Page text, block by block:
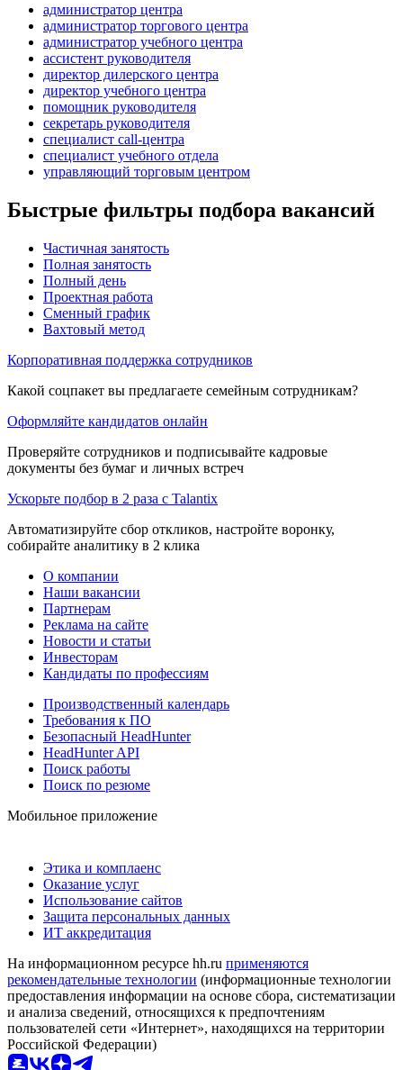
администратор центра
администратор торгового центра
администратор учебного центра
ассистент руководителя
директор дилерского центра
директор учебного центра
помощник руководителя
секретарь руководителя
специалист call-центра
специалист учебного отдела
управляющий торговым центром
Быстрые фильтры подбора вакансий
Частичная занятость
Полная занятость
Полный день
Проектная работа
Сменный график
Вахтовый метод
Корпоративная поддержка сотрудников
Какой соцпакет вы предлагаете семейным сотрудникам?
Оформляйте кандидатов онлайн
Проверяйте сотрудников и подписывайте кадровые
документы без бумаг и личных встреч
Ускорьте подбор в 2 раза с Talantix
Автоматизируйте сбор откликов, настройте воронку,
собирайте аналитику в 2 клика
О компании
Наши вакансии
Партнерам
Реклама на сайте
Новости и статьи
Инвесторам
Кандидаты по профессиям
Производственный календарь
Требования к ПО
Безопасный HeadHunter
HeadHunter API
Поиск работы
Поиск по резюме
Мобильное приложение
Этика и комплаенс
Оказание услуг
Использование сайтов
Защита персональных данных
ИТ аккредитация
На информационном ресурсе hh.ru применяются
рекомендательные технологии (информационные технологии
предоставления информации на основе сбора, систематизации
и анализа сведений, относящихся к предпочтениям
пользователей сети «Интернет», находящихся на территории
Российской Федерации)